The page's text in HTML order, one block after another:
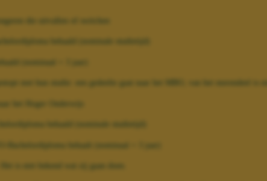
die uitvallen of switchen
met hun studie: een gedeelte gaat naar het MBO, van het merendeel is
het Hoger Onderwijs
is niet bekend wat zij gaan doen.